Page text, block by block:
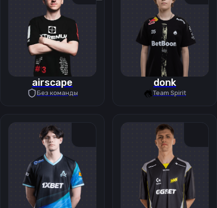
airscape
Без команды
donk
Team Spirit